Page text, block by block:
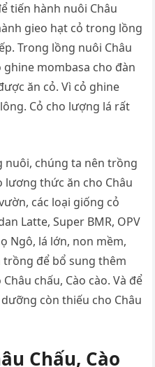
tiến hành nuôi Châu
gieo hạt cỏ trong lồng
Trong lồng nuôi Châu
mombasa cho đàn
ăn cỏ. Vì cỏ ghine
Cỏ cho lượng lá rất
nuôi, chúng ta nên trồng
lương thức ăn cho Châu
các loại giống cỏ
Latte, Super BMR, OPV
Ngô, lá lớn, non mềm,
để bổ sung thêm
chấu, Cào cào. Và để
còn thiếu cho Châu
Chấu, Cào